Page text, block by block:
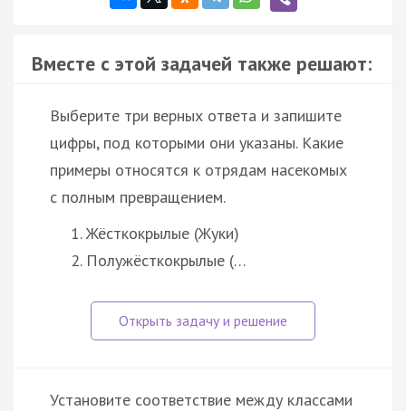
Вместе с этой задачей также решают:
Выберите три верных ответа и запишите
цифры, под которыми они указаны. Какие
примеры относятся к отрядам насекомых
с полным превращением.
Жёсткокрылые (Жуки)
Полужёсткокрылые (…
Установите соответствие между классами